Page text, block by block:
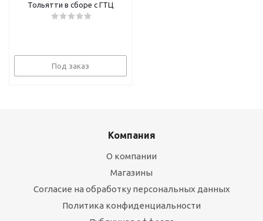
Тольятти в сборе с ГТЦ
Под заказ
Компания
О компании
Магазины
Согласие на обработку персональных данных
Политика конфиденциальности